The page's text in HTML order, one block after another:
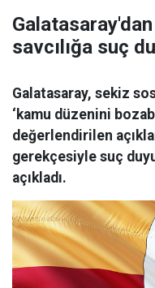
savcılığa suç
Galatasaray, sekiz
‘kamu düzenini
değerlendirilen
gerekçesiyle suç
açıkladı.